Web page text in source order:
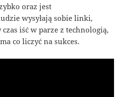
oraz jest
wysyłają sobie linki,
iść w parze z technologią,
co liczyć na sukces.